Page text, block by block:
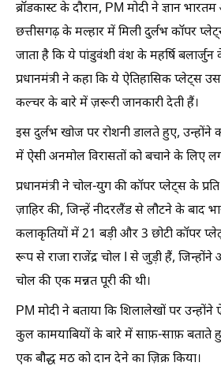
ब्रॉडकास्ट के दौरान, PM मोदी ने ज्ञान
छत्तीसगढ़ के मल्हार में मिली दुर्लभ कॉपर
जाता है कि ये पांडुवंशी वंश के महर्षि
प्रधानमंत्री ने कहा कि ये ऐतिहासिक प्लेट्स
कल्चर के बारे में ज़रूरी जानकारी देती हैं।
इस दुर्लभ खोज पर रोशनी डालते हुए, उन्होंने
में ऐसी अनमोल विरासतों को बचाने के लिए
प्रधानमंत्री ने चोल-युग की कॉपर प्लेट्स के
ज़ाहिर की, जिन्हें नीदरलैंड से लौटने के बाद
कलाकृतियों में 21 बड़ी और 3 छोटी कॉपर
रूप से राजा राजेंद्र चोल I से जुड़ी हैं, जिन्होंने
चोल की एक मन्नत पूरी की थी।
PM मोदी ने बताया कि शिलालेखों पर
कुल कामयाबियों के बारे में साफ़-साफ़ बताते
एक बौद्ध मठ को दान देने का ज़िक्र किया।